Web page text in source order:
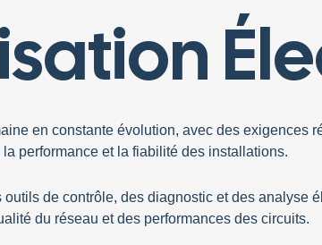
02
MISE EN
en constante évolution, avec des exigences
performance et la fiabilité des installations.
outils decontrôle, desdiagnostic et desanalyse
du réseau et des performances des circuits.